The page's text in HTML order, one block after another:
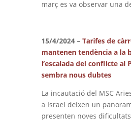
març es va observar una
15/4/2024 – Tarifes de
mantenen tendència a la
l’escalada del conflicte al
sembra nous dubtes
La incautació del MSC
a Israel deixen un
presenten noves